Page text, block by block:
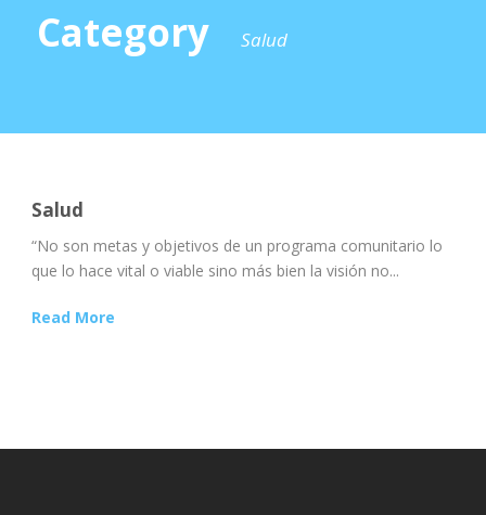
Category Salud
Salud
“No son metas y objetivos de un programa comunitario lo
que lo hace vital o viable sino más bien la visión no...
Read More